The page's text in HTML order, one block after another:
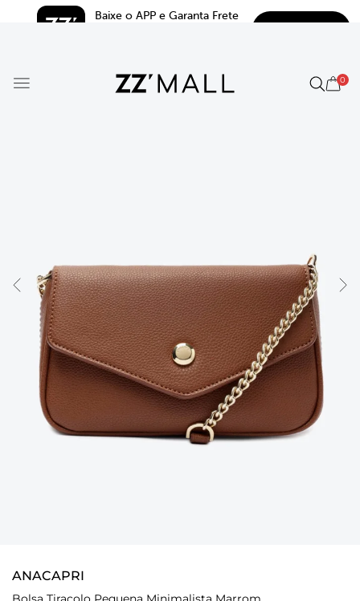
Baixe o APP e Garanta Frete
0
ANACAPRI